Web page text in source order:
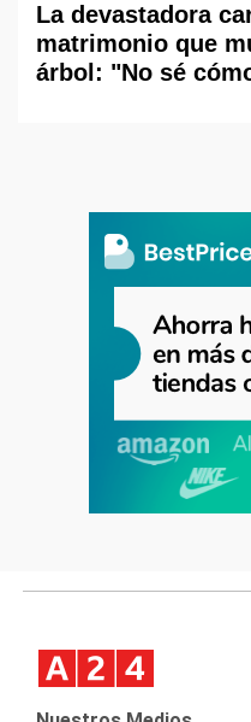
La devastadora
matrimonio que
árbol: "No sé